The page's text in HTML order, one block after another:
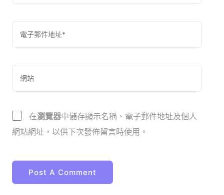
在瀏覽器中儲存顯示名稱、電子郵件地址及個人
網站網址，以供下次發佈留言時使用。